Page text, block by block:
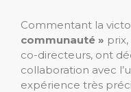
Commentant la
communauté »
co-directeurs, ont
collaboration avec
expérience très